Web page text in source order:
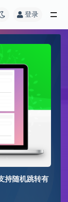
登录
持随机跳转有